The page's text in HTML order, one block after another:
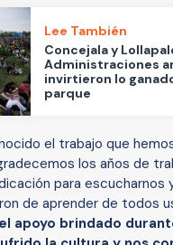
Lee También
Concejala y
Administraciones
invirtieron lo
parque
el trabajo que
los años de
para escucharnos
de aprender de todos
el apoyo brindado